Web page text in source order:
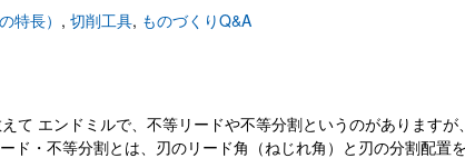
特長） , 切削工具, ものづくりQ&A
て エンドミルで、不等リードや不等分割というのがありますが
ド・不等分割とは、刃のリード角（ねじれ角）と刃の分割配置